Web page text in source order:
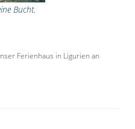
Bucht.
Ferienhaus in Ligurien an